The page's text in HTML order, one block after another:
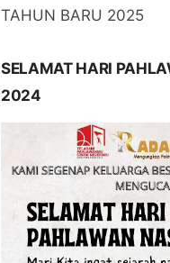
TAHUN BARU 2025
SELAMAT HARI
2024